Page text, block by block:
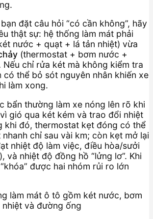
đặt câu hỏi “có cần không”, hãy
thật sự: hệ thống làm mát phải
nước + quạt + lá tản nhiệt) vừa
(thermostat + bơm nước +
chỉ rửa két mà không kiểm tra
có thể bỏ sót nguyên nhân khiến xe
làm xong.
bẩn thường làm xe nóng lên rõ khi
gió qua két kém và trao đổi nhiệt
khi đó, thermostat kẹt đóng có thể
chỉ sau vài km; còn kẹt mở lại
nhiệt độ làm việc, điều hòa/sưởi
và nhiệt độ đồng hồ “lửng lơ”. Khi
được hai nhóm rủi ro lớn